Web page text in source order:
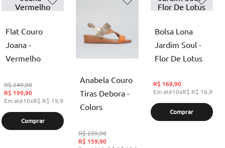
Flat Couro
Joana -
Vermelho
R$249,90
R$ 199,90
Em até10xR$ R$ 19,99
Comprar
Anabela Couro
Tiras Debora -
Colors
R$239,90
R$ 159,90
Bolsa Lona
Jardim Soul -
Flor De Lotus
R$ 169,90
Em até10xR$ R$ 16,99
Comprar